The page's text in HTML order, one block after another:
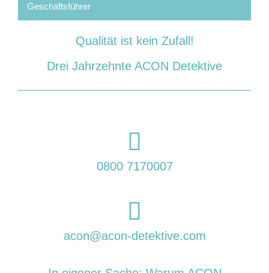
Geschäftsführer
Qualität ist kein Zufall!
Drei Jahrzehnte ACON Detektive
0800 7170007
acon@acon-detektive.com